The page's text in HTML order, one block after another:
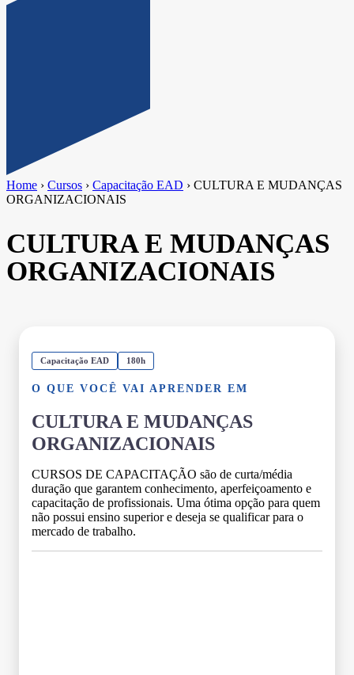
Home › Cursos › Capacitação EAD › CULTURA E MUDANÇAS
ORGANIZACIONAIS
CULTURA E MUDANÇAS
ORGANIZACIONAIS
Capacitação EAD 180h
O QUE VOCÊ VAI APRENDER EM
CULTURA E MUDANÇAS
ORGANIZACIONAIS
CURSOS DE CAPACITAÇÃO são de curta/média
duração que garantem conhecimento, aperfeiçoamento e
capacitação de profissionais. Uma ótima opção para quem
não possui ensino superior e deseja se qualificar para o
mercado de trabalho.